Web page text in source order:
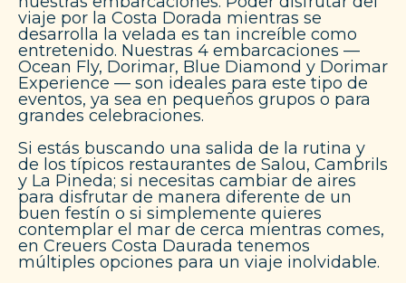
viaje por la Costa Dorada mientras se
desarrolla la velada es tan increíble como
entretenido. Nuestras 4 embarcaciones —
Ocean Fly, Dorimar, Blue Diamond y Dorimar
Experience — son ideales para este tipo de
eventos, ya sea en pequeños grupos o para
grandes celebraciones.
Si estás buscando una salida de la rutina y
de los típicos restaurantes de Salou, Cambrils
y La Pineda; si necesitas cambiar de aires
para disfrutar de manera diferente de un
buen festín o si simplemente quieres
contemplar el mar de cerca mientras comes,
en Creuers Costa Daurada tenemos
múltiples opciones para un viaje inolvidable.